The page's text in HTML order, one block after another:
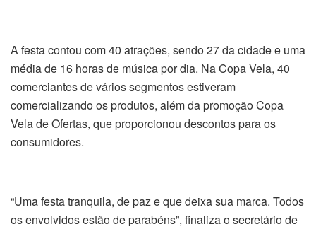
A festa contou com 40 atrações, sendo 27 da cidade e uma
média de 16 horas de música por dia. Na Copa Vela, 40
comerciantes de vários segmentos estiveram
comercializando os produtos, além da promoção Copa
Vela de Ofertas, que proporcionou descontos para os
consumidores.
“Uma festa tranquila, de paz e que deixa sua marca. Todos
os envolvidos estão de parabéns”, finaliza o secretário de